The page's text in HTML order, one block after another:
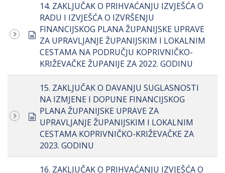
document
14. ZAKLJUČAK O PRIHVAĆANJU IZVJEŠĆA O
RADU I IZVJEŠĆA O IZVRŠENJU
FINANCIJSKOG PLANA ŽUPANIJSKE UPRAVE
ZA UPRAVLJANJE ŽUPANIJSKIM I LOKALNIM
CESTAMA NA PODRUČJU KOPRIVNIČKO-
KRIŽEVAČKE ŽUPANIJE ZA 2022. GODINU
document
15. ZAKLJUČAK O DAVANJU SUGLASNOSTI
NA IZMJENE I DOPUNE FINANCIJSKOG
PLANA ŽUPANIJSKE UPRAVE ZA
UPRAVLJANJE ŽUPANIJSKIM I LOKALNIM
CESTAMA KOPRIVNIČKO-KRIŽEVAČKE ZA
2023. GODINU
16. ZAKLJUČAK O PRIHVAĆANJU IZVJEŠĆA O